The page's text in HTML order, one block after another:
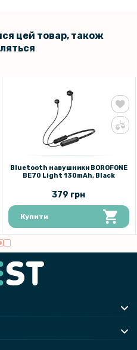
цей товар, також
Bluetooth навушники BOROFONE
BE70 Light 130mAh, Black
379 грн
Купити